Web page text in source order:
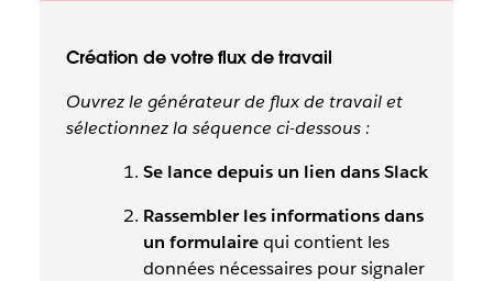
Création de votre flux de travail
Ouvrez le générateur de flux de travail et
sélectionnez la séquence ci-dessous :
Se lance depuis un lien dans Slack
Rassembler les informations dans
un formulairequi contient les
données nécessaires pour signaler